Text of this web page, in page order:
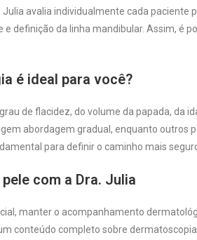
avalia individualmente cada paciente
definição da linha mandibular. Assim, é
é ideal para você?
de flacidez, do volume da papada, da
abordagem gradual, enquanto outros
para definir o caminho mais
com a Dra. Julia
manter o acompanhamento
conteúdo completo sobre